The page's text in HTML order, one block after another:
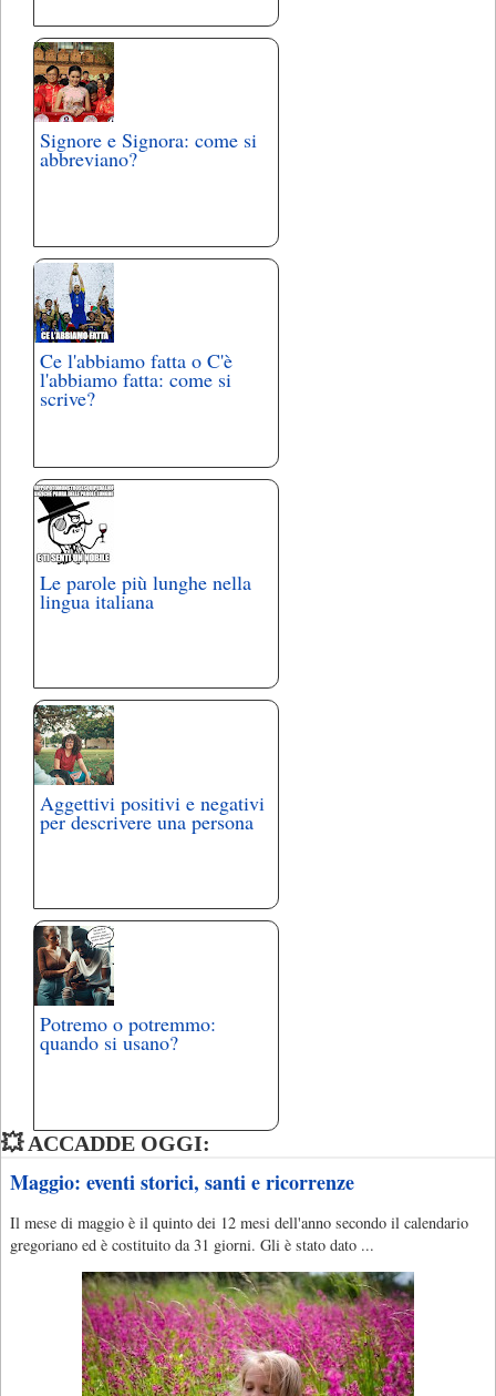
Signore e Signora: come si
abbreviano?
Ce l'abbiamo fatta o C'è
l'abbiamo fatta: come si
scrive?
Le parole più lunghe nella
lingua italiana
Aggettivi positivi e negativi
per descrivere una persona
Potremo o potremmo:
quando si usano?
💥 ACCADDE OGGI:
Maggio: eventi storici, santi e ricorrenze
Il mese di maggio è il quinto dei 12 mesi dell'anno secondo il calendario
gregoriano ed è costituito da 31 giorni. Gli è stato dato ...